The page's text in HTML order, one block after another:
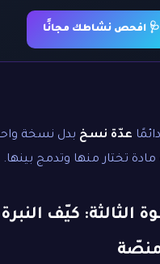
🩺 افحص نشاطك مجانًا
عدّة نسخ بدل نسخة
تختار منها وتدمج بينها.
الثالثة: كيّف